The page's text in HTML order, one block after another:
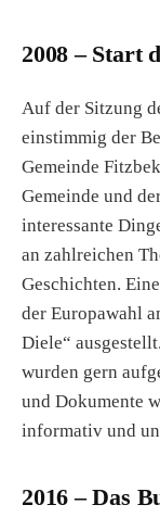
2008 – Start
Auf der Sitzung
einstimmig der
Gemeinde
Gemeinde und
interessante
an zahlreichen
Geschichten.
der Europawahl
Diele“
wurden gern
und Dokumente
informativ und
2016 – Das